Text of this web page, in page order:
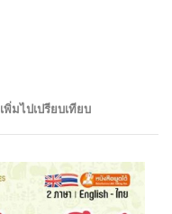
เพิ่มไปเปรียบเทียบ